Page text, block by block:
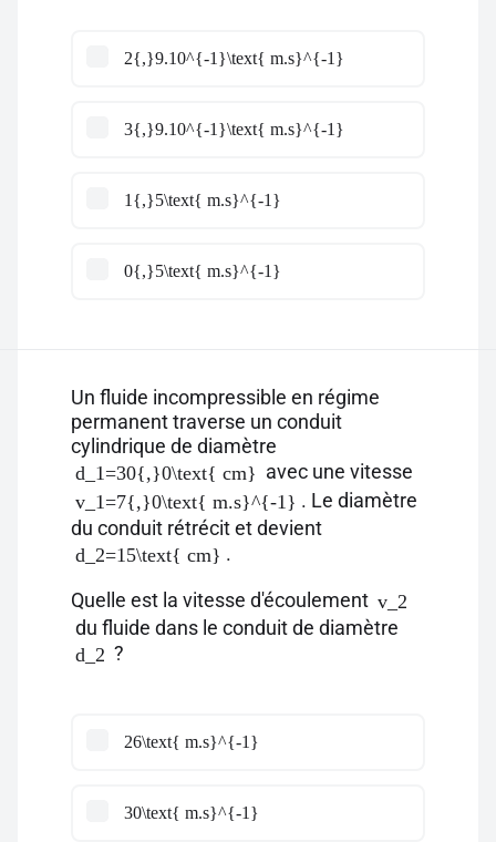
2{,}9.10^{-1}\text{ m.s}^{-1}
3{,}9.10^{-1}\text{ m.s}^{-1}
1{,}5\text{ m.s}^{-1}
0{,}5\text{ m.s}^{-1}
Un fluide incompressible en régime
permanent traverse un conduit
cylindrique de diamètre
d_1=30{,}0\text{ cm} avec une vitesse
v_1=7{,}0\text{ m.s}^{-1} . Le diamètre
du conduit rétrécit et devient
d_2=15\text{ cm} .
Quelle est la vitesse d'écoulement v_2
du fluide dans le conduit de diamètre
d_2 ?
26\text{ m.s}^{-1}
30\text{ m.s}^{-1}